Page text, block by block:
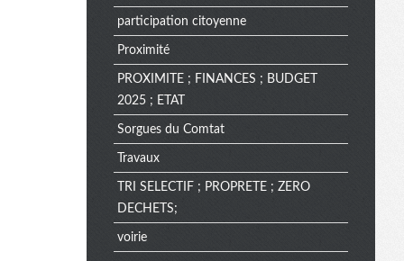
participation citoyenne
Proximité
PROXIMITE ; FINANCES ; BUDGET
2025 ; ETAT
Sorgues du Comtat
Travaux
TRI SELECTIF ; PROPRETE ; ZERO
DECHETS;
voirie